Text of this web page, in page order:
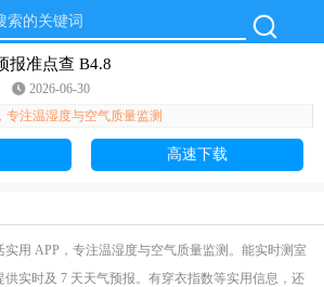
报准点查 B4.8
2026-06-30
专注温湿度与空气质量监测
高速下载
用 APP，专注温湿度与空气质量监测。能实时测室
实时及 7 天天气预报。有穿衣指数等实用信息，还